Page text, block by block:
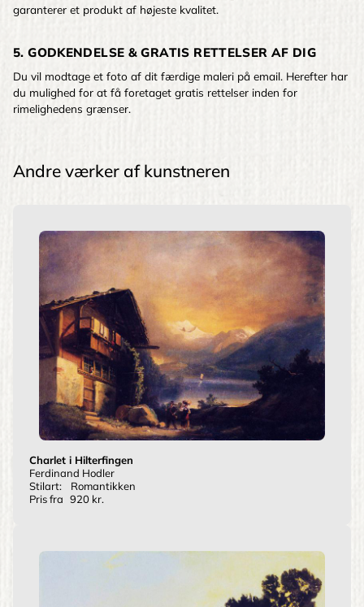
garanterer et produkt af højeste kvalitet.
5. GODKENDELSE & GRATIS RETTELSER AF DIG
Du vil modtage et foto af dit færdige maleri på email. Herefter har
du mulighed for at få foretaget gratis rettelser inden for
rimelighedens grænser.
Andre værker af kunstneren
Charlet i Hilterfingen
Ferdinand Hodler
Stilart:
Romantikken
Pris fra 920 kr.